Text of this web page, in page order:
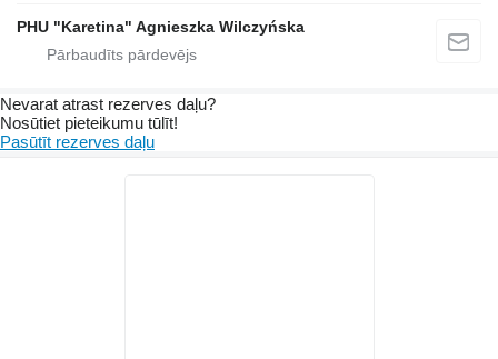
PHU "Karetina" Agnieszka Wilczyńska
Nevarat atrast rezerves daļu?
Nosūtiet pieteikumu tūlīt!
Pasūtīt rezerves daļu